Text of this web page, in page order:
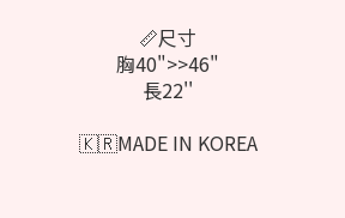
📏尺寸
胸40">>46"
長22''
🇰🇷MADE IN KOREA